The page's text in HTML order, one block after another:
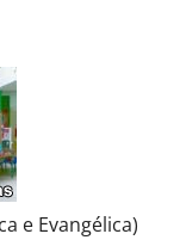
e Evangélica)